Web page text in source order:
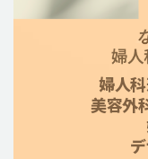
婦人
美容外